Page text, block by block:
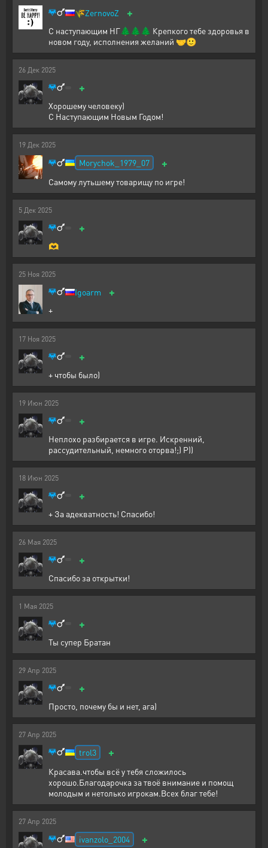
🌾ZernovoZ +
С наступающим НГ🌲🌲🌲 Крепкого тебе здоровья в
новом году, исполнения желаний 🤝🙂
26 Дек 2025
+
Хорошему человеку)
С Наступающим Новым Годом!
19 Дек 2025
Morychok_1979_07 +
Самому лутьшему товарищу по игре!
5 Дек 2025
+
🫶
25 Ноя 2025
Igoarm +
+
17 Ноя 2025
+
+ чтобы было)
19 Июн 2025
+
Неплохо разбирается в игре. Искренний,
рассудительный, немного оторва!;) Р))
18 Июн 2025
+
+ За адекватность! Спасибо!
26 Мая 2025
+
Спасибо за открытки!
1 Мая 2025
+
Ты супер Братан
29 Апр 2025
+
Просто, почему бы и нет, ага)
27 Апр 2025
trol3 +
Красава.чтобы всё у тебя сложилось
хорошо.Благодарочка за твоё внимание и помощ
молодым и нетолько игрокам.Всех благ тебе!
27 Апр 2025
ivanzolo_2004 +